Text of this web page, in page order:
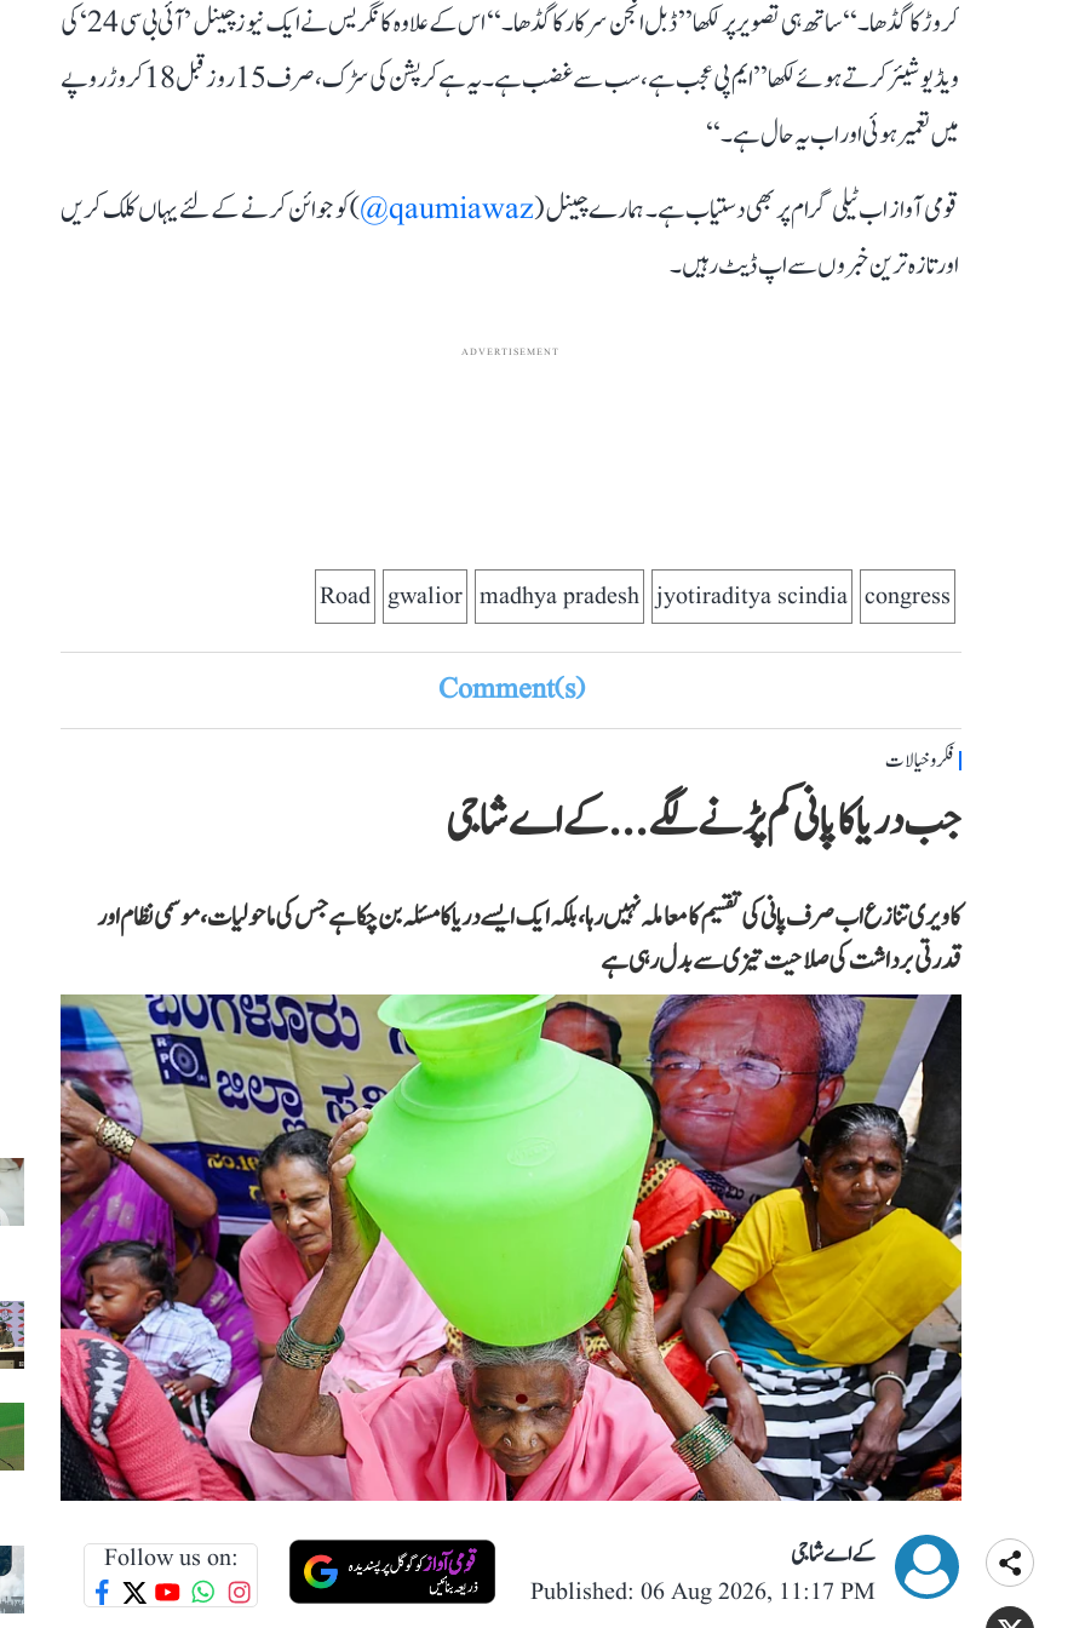
کروڑ کا گڈھا۔‘‘ ساتھ ہی تصویر پر لکھا ’’ڈبل انجن سرکار کا گڈھا۔‘‘ اس کے علاوہ کانگریس نے ایک نیوز چینل ’آئی بی سی 24‘ کی
ویڈیو شیئر کرتے ہوئے لکھا ’’ایم پی عجب ہے، سب سے غضب ہے۔ یہ ہے کرپشن کی سڑک، صرف 15 روز قبل 18 کروڑ روپے
میں تعمیر ہوئی اور اب یہ حال ہے۔‘‘
قومی آواز اب ٹیلی گرام پر بھی دستیاب ہے۔ ہمارے چینل (qaumiawaz@
) کو جوائن کرنے کے لئے یہاں کلک کریں
اور تازہ ترین خبروں سے اپ ڈیٹ رہیں۔
ADVERTISEMENT
congress
jyotiraditya scindia
madhya pradesh
gwalior
Road
Comment(s)
فکر و خیالات
جب دریا کا پانی کم پڑنے لگے...کے اے شاجی
کاویری تنازع اب صرف پانی کی تقسیم کا معاملہ نہیں رہا، بلکہ ایک ایسے دریا کا مسئلہ بن چکا ہے جس کی ماحولیات، موسمی نظام اور
قدرتی برداشت کی صلاحیت تیزی سے بدل رہی ہے
کے اے شاجی
Published: 06 Aug 2026, 11:17 PM
Follow us on: